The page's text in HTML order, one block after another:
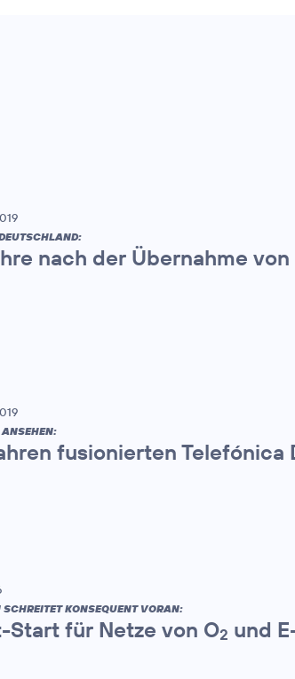
nach der Übernahme
fusionierten Telefónica
SCHREITET KONSEQUENT VORAN:
Start für Netze von O2 und